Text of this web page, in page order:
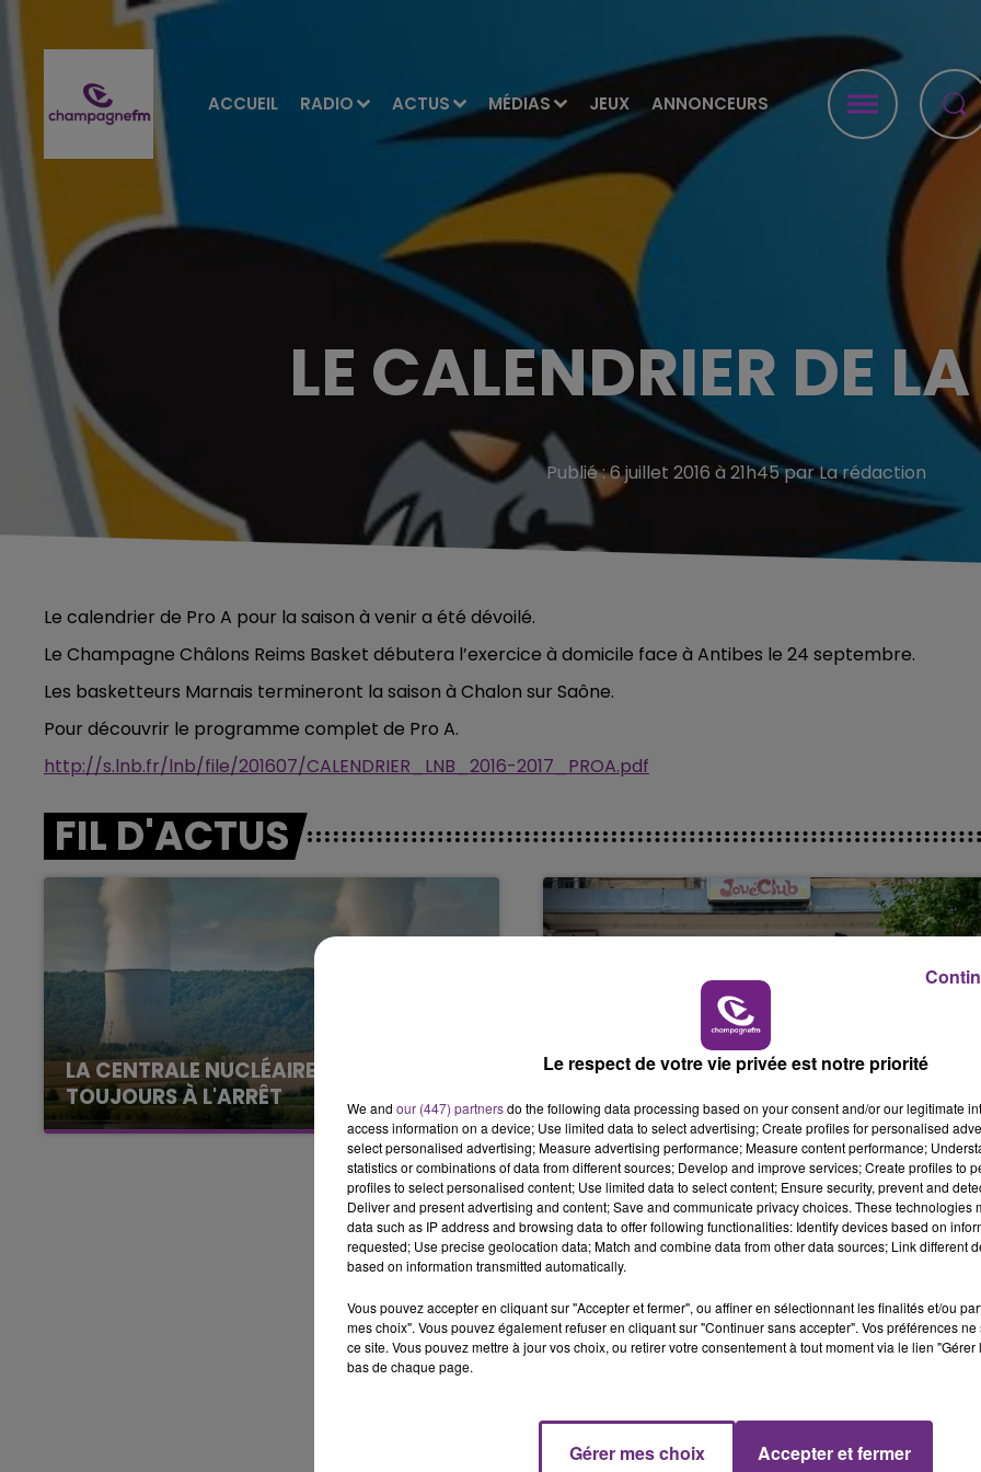
ACCUEIL RADIO ACTUS MÉDIAS JEUX ANNONCEURS
LE WEEK-END CHAMPAGNE FM LE WEEK-END
LE CALENDRIER DE
Publié : 6 juillet 2016 à 21h45 par La rédaction
Le calendrier de Pro A pour la saison à venir a été dévoilé.
Le Champagne Châlons Reims Basket débutera l’exercice à domicile face à Antibes le 24 septembre.
Les basketteurs Marnais termineront la saison à Chalon sur Saône.
Pour découvrir le programme complet de Pro A.
http://s.lnb.fr/lnb/file/201607/CALENDRIER_LNB_2016-2017_PROA.pdf
FIL D'ACTUS
LA CENTRALE NUCLÉAIRE DE CHOOZ
TOUJOURS À L'ARRÊT
Cela fait déjà une semaine que la centrale
nucléaire ardennaise est à l'arrêt. Une situation
justifiée par la sécheresse intense qui est
LE MAGASIN JOUÉCLUB DE REIMS FERME
SES PORTES
C'était l'une des institutions du centre-ville
rémois. Le magasin JouéClub est contraint de
fermer ses portes.
7h00 - 11h00
Le respect de votre vie privée est notre priorité
We and our (447) partnersdo the following data processing based on your consent and/or our legitimate
access information on a device; Use limited data to select advertising; Create profiles for personalised
select personalised advertising; Measure advertising performance; Measure content performance;
statistics or combinations of data from different sources; Develop and improve services; Create profiles to
profiles to select personalised content; Use limited data to select content; Ensure security, prevent and
Deliver and present advertising and content; Save and communicate privacy choices. These technologies
data such as IP address and browsing data to offer following functionalities: Identify devices based on
requested; Use precise geolocation data; Match and combine data from other data sources; Link different
based on information transmitted automatically.
Vous pouvez accepter en cliquant sur "Accepter et fermer", ou affiner en sélectionnant les finalités et/ou
mes choix". Vous pouvez également refuser en cliquant sur "Continuer sans accepter". Vos préférences
ce site. Vous pouvez mettre à jour vos choix, ou retirer votre consentement à tout moment via le lien
bas de chaque page.
Gérer mes choix Accepter et fermer